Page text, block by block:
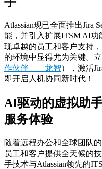
Atlassian现已全面推出Jira
能，并引入扩展ITSM AI
现卓越的员工和客户支持
的环境中显得尤为关键。
作伙伴——龙智），激活
即开启人机协同新时代！
AI驱动的虚拟助
服务体验
随着远程办公和全球团队
员工和客户提供全天候的
手技术与Atlassian领先的